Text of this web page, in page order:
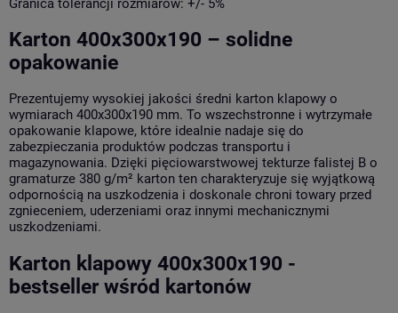
Karton 400x300x190 – solidne
opakowanie
Prezentujemy wysokiej jakości średni karton klapowy o
wymiarach 400x300x190 mm. To wszechstronne i wytrzymałe
opakowanie klapowe, które idealnie nadaje się do
zabezpieczania produktów podczas transportu i
magazynowania. Dzięki pięciowarstwowej tekturze falistej B o
gramaturze 380 g/m² karton ten charakteryzuje się wyjątkową
odpornością na uszkodzenia i doskonale chroni towary przed
zgnieceniem, uderzeniami oraz innymi mechanicznymi
uszkodzeniami.
Karton klapowy 400x300x190 -
bestseller wśród kartonów